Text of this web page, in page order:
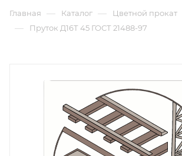
Главная — Каталог — Цветной прокат
— Пруток Д16Т 45 ГОСТ 21488-97